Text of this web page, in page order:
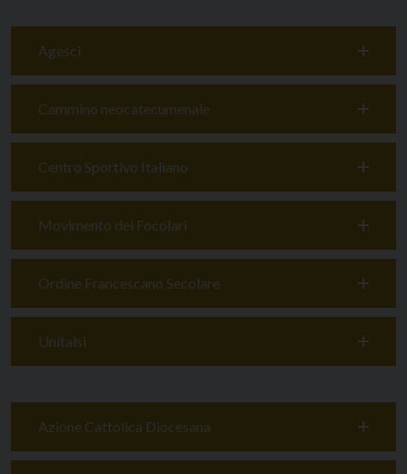
Agesci
Cammino neocatecumenale
Centro Sportivo Italiano
Movimento dei Focolari
Ordine Francescano Secolare
Unitalsi
Azione Cattolica Diocesana